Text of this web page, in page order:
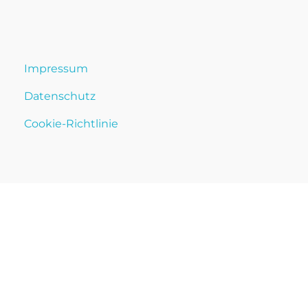
Impressum
Datenschutz
Cookie-Richtlinie